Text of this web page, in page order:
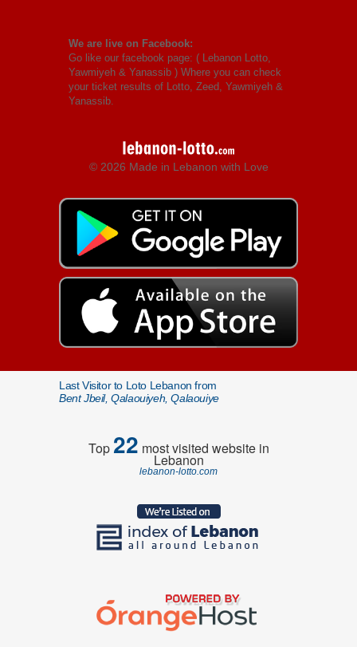
We are live on Facebook:
Go like our facebook page: ( Lebanon Lotto,
Yawmiyeh & Yanassib ) Where you can check
your ticket results of Lotto, Zeed, Yawmiyeh &
Yanassib.
© 2026 Made in Lebanon with Love
Last Visitor to Loto Lebanon from
Bent Jbeil, Qalaouiyeh, Qalaouiye
Top22 most visited website in
Lebanon
lebanon-lotto.com